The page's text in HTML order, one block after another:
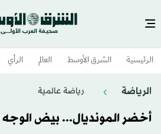
الرئيسية الشرق الأوسط​ العالم الرأي
الرياضة رياضة عالمية
أخضر المونديال... بيض